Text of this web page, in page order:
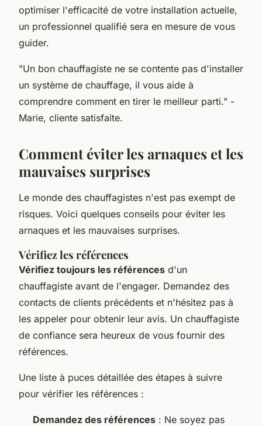
optimiser l'efficacité de votre installation actuelle,
un professionnel qualifié sera en mesure de vous
guider.
"Un bon chauffagiste ne se contente pas d'installer
un système de chauffage, il vous aide à
comprendre comment en tirer le meilleur parti." -
Marie, cliente satisfaite.
Comment éviter les arnaques et les
mauvaises surprises
Le monde des chauffagistes n'est pas exempt de
risques. Voici quelques conseils pour éviter les
arnaques et les mauvaises surprises.
Vérifiez les références
Vérifiez toujours les références d'un
chauffagiste avant de l'engager. Demandez des
contacts de clients précédents et n'hésitez pas à
les appeler pour obtenir leur avis. Un chauffagiste
de confiance sera heureux de vous fournir des
références.
Une liste à puces détaillée des étapes à suivre
pour vérifier les références :
Demandez des références : Ne soyez pas